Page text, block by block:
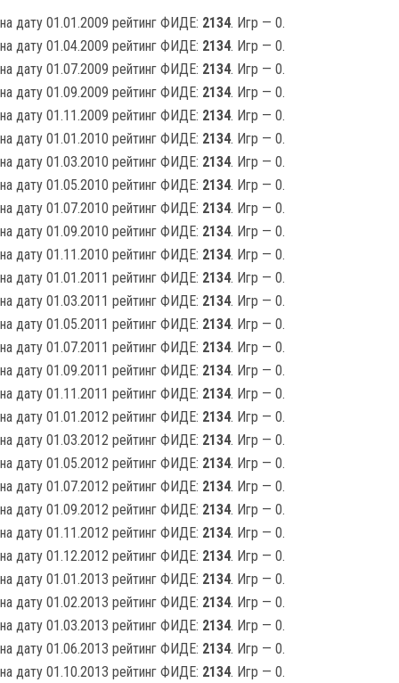
на дату 01.01.2009 рейтинг ФИДЕ: 2134. Игр — 0.
на дату 01.04.2009 рейтинг ФИДЕ: 2134. Игр — 0.
на дату 01.07.2009 рейтинг ФИДЕ: 2134. Игр — 0.
на дату 01.09.2009 рейтинг ФИДЕ: 2134. Игр — 0.
на дату 01.11.2009 рейтинг ФИДЕ: 2134. Игр — 0.
на дату 01.01.2010 рейтинг ФИДЕ: 2134. Игр — 0.
на дату 01.03.2010 рейтинг ФИДЕ: 2134. Игр — 0.
на дату 01.05.2010 рейтинг ФИДЕ: 2134. Игр — 0.
на дату 01.07.2010 рейтинг ФИДЕ: 2134. Игр — 0.
на дату 01.09.2010 рейтинг ФИДЕ: 2134. Игр — 0.
на дату 01.11.2010 рейтинг ФИДЕ: 2134. Игр — 0.
на дату 01.01.2011 рейтинг ФИДЕ: 2134. Игр — 0.
на дату 01.03.2011 рейтинг ФИДЕ: 2134. Игр — 0.
на дату 01.05.2011 рейтинг ФИДЕ: 2134. Игр — 0.
на дату 01.07.2011 рейтинг ФИДЕ: 2134. Игр — 0.
на дату 01.09.2011 рейтинг ФИДЕ: 2134. Игр — 0.
на дату 01.11.2011 рейтинг ФИДЕ: 2134. Игр — 0.
на дату 01.01.2012 рейтинг ФИДЕ: 2134. Игр — 0.
на дату 01.03.2012 рейтинг ФИДЕ: 2134. Игр — 0.
на дату 01.05.2012 рейтинг ФИДЕ: 2134. Игр — 0.
на дату 01.07.2012 рейтинг ФИДЕ: 2134. Игр — 0.
на дату 01.09.2012 рейтинг ФИДЕ: 2134. Игр — 0.
на дату 01.11.2012 рейтинг ФИДЕ: 2134. Игр — 0.
на дату 01.12.2012 рейтинг ФИДЕ: 2134. Игр — 0.
на дату 01.01.2013 рейтинг ФИДЕ: 2134. Игр — 0.
на дату 01.02.2013 рейтинг ФИДЕ: 2134. Игр — 0.
на дату 01.03.2013 рейтинг ФИДЕ: 2134. Игр — 0.
на дату 01.06.2013 рейтинг ФИДЕ: 2134. Игр — 0.
на дату 01.10.2013 рейтинг ФИДЕ: 2134. Игр — 0.